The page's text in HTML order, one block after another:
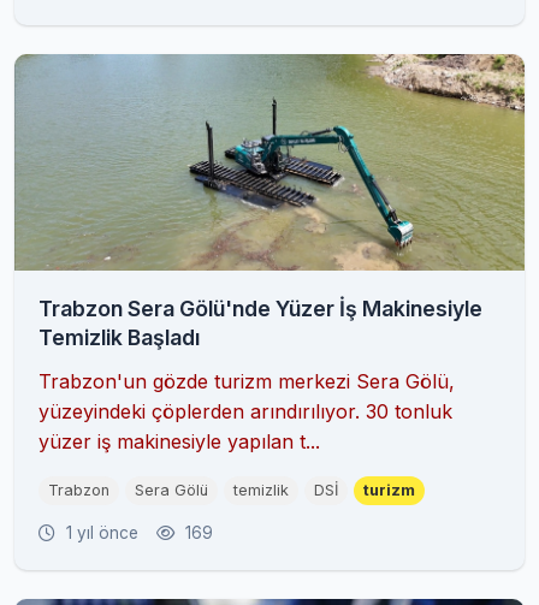
Trabzon Sera Gölü'nde Yüzer İş Makinesiyle
Temizlik Başladı
Trabzon'un gözde turizm merkezi Sera Gölü,
yüzeyindeki çöplerden arındırılıyor. 30 tonluk
yüzer iş makinesiyle yapılan t...
Trabzon Sera Gölü temizlik DSİ turizm
1 yıl önce 169